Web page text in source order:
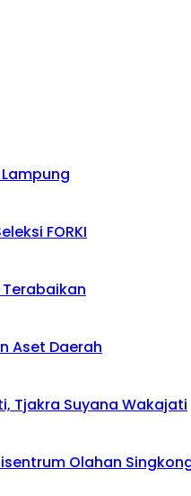
FORKI
Terabaikan
Aset Daerah
Tjakra Suyana Wakajati
Olahan